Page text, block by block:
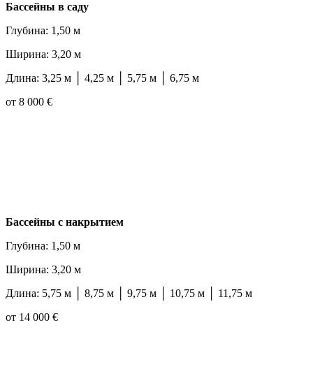
Бассейны в саду
Глубина: 1,50 м
Ширина: 3,20 м
Длина: 3,25 м │ 4,25 м │ 5,75 м │ 6,75 м
от 8 000 €
Бассейны с накрытием
Глубина: 1,50 м
Ширина: 3,20 м
Длина: 5,75 м │ 8,75 м │ 9,75 м │ 10,75 м │ 11,75 м
от 14 000 €